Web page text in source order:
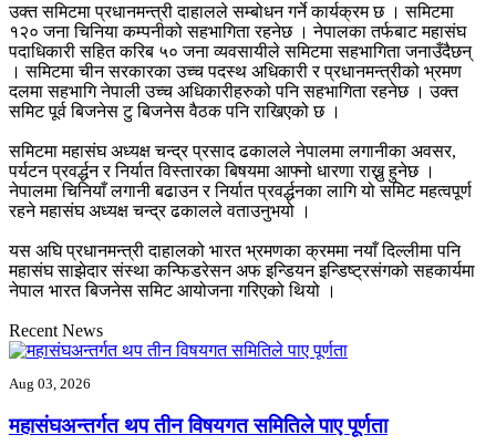
उक्त समिटमा प्रधानमन्त्री दाहालले सम्बोधन गर्ने कार्यक्रम छ । समिटमा
१२० जना चिनिया कम्पनीको सहभागिता रहनेछ । नेपालका तर्फबाट महासंघ
पदाधिकारी सहित करिब ५० जना व्यवसायीले समिटमा सहभागिता जनाउँदैछन्
। समिटमा चीन सरकारका उच्च पदस्थ अधिकारी र प्रधानमन्त्रीको भ्रमण
दलमा सहभागि नेपाली उच्च अधिकारीहरुको पनि सहभागिता रहनेछ । उक्त
समिट पूर्व बिजनेस टु बिजनेस वैठक पनि राखिएको छ ।
समिटमा महासंघ अध्यक्ष चन्द्र प्रसाद ढकालले नेपालमा लगानीका अवसर,
पर्यटन प्रवर्द्धन र निर्यात विस्तारका बिषयमा आफ्नो धारणा राख्नु हुनेछ ।
नेपालमा चिनियाँ लगानी बढाउन र निर्यात प्रवर्द्धनका लागि यो समिट महत्वपूर्ण
रहने महासंघ अध्यक्ष चन्द्र ढकालले वताउनुभयो ।
यस अघि प्रधानमन्त्री दाहालको भारत भ्रमणका क्रममा नयाँ दिल्लीमा पनि
महासंघ साझेदार संस्था कन्फिडरेसन अफ इन्डियन इन्डिष्ट्रसंगको सहकार्यमा
नेपाल भारत बिजनेस समिट आयोजना गरिएको थियो ।
Recent News
Aug 03, 2026
महासंघअन्तर्गत थप तीन विषयगत समितिले पाए पूर्णता